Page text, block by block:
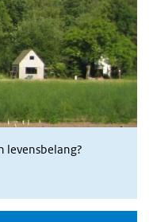
levensbelang?